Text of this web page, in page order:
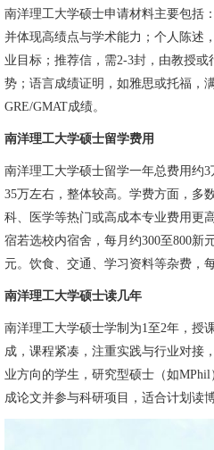
南洋理工大学硕士申请材料主要包括
并体现高绩点与学术能力；个人陈述
业目标；推荐信，需2-3封，由教授
势；语言成绩证明，如雅思或托福，
GRE/GMAT成绩。
南洋理工大学硕士留学费用
南洋理工大学硕士留学一年总费用约
35万左右，整体较高。学费方面，多
科、医学等热门或高成本专业费用更
宿若选校内宿舍，每月约300至800新
元。饮食、交通、学习资料等杂费，
南洋理工大学硕士读几年
南洋理工大学硕士学制为1至2年，授
成，课程紧凑，注重实践与行业对接
业方向的学生，研究型硕士（如
成论文并参与科研项目，适合计划读